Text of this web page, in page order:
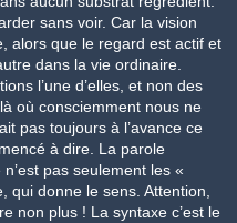
sans voir. Car la vision
alors que le regard est actif et
dans la vie ordinaire.
l’une d’elles, et non des
où consciemment nous ne
pas toujours à l’avance ce
à dire. La parole
pas seulement les «
qui donne le sens. Attention,
non plus ! La syntaxe c’est le